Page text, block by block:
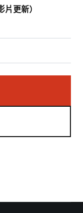
更新）